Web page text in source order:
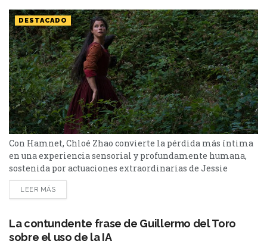
DESTACADO
Con Hamnet, Chloé Zhao convierte la pérdida más íntima
en una experiencia sensorial y profundamente humana,
sostenida por actuaciones extraordinarias de Jessie
Buckley y Paul Mescal. Hamnet no se acerca a Shakespeare
desde el mito ni desde la biografía ilustrada. Chloé Zhao
La película toma como punto de partida...
LEER MÁS
La contundente frase de Guillermo del Toro
sobre el uso de la IA